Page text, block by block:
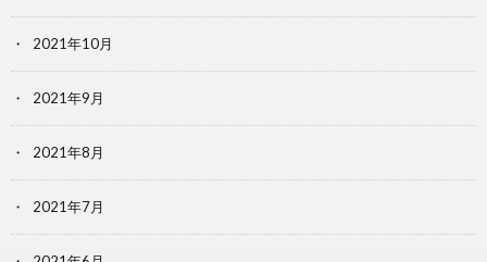
2021年10月
2021年9月
2021年8月
2021年7月